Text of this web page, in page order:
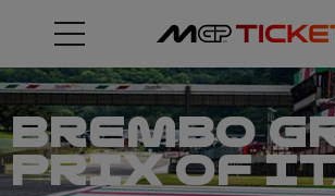
BREMBO
PRIX OF